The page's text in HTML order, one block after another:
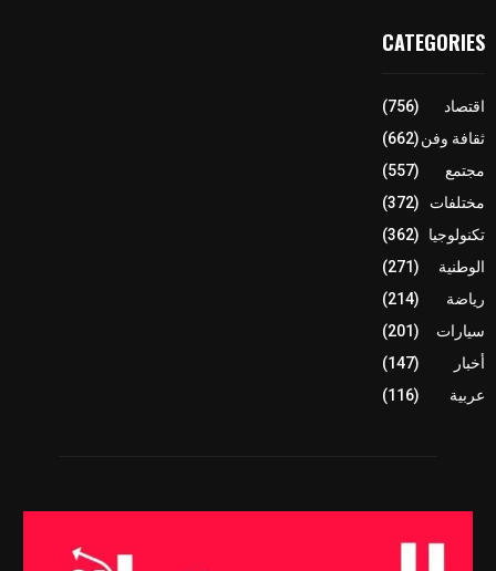
CATEGORIES
اقتصاد
(756)
ثقافة وفن(662)
مجتمع
(557)
مختلفات
(372)
تكنولوجيا
(362)
الوطنية
(271)
رياضة
(214)
سيارات
(201)
أخبار
(147)
عربية
(116)